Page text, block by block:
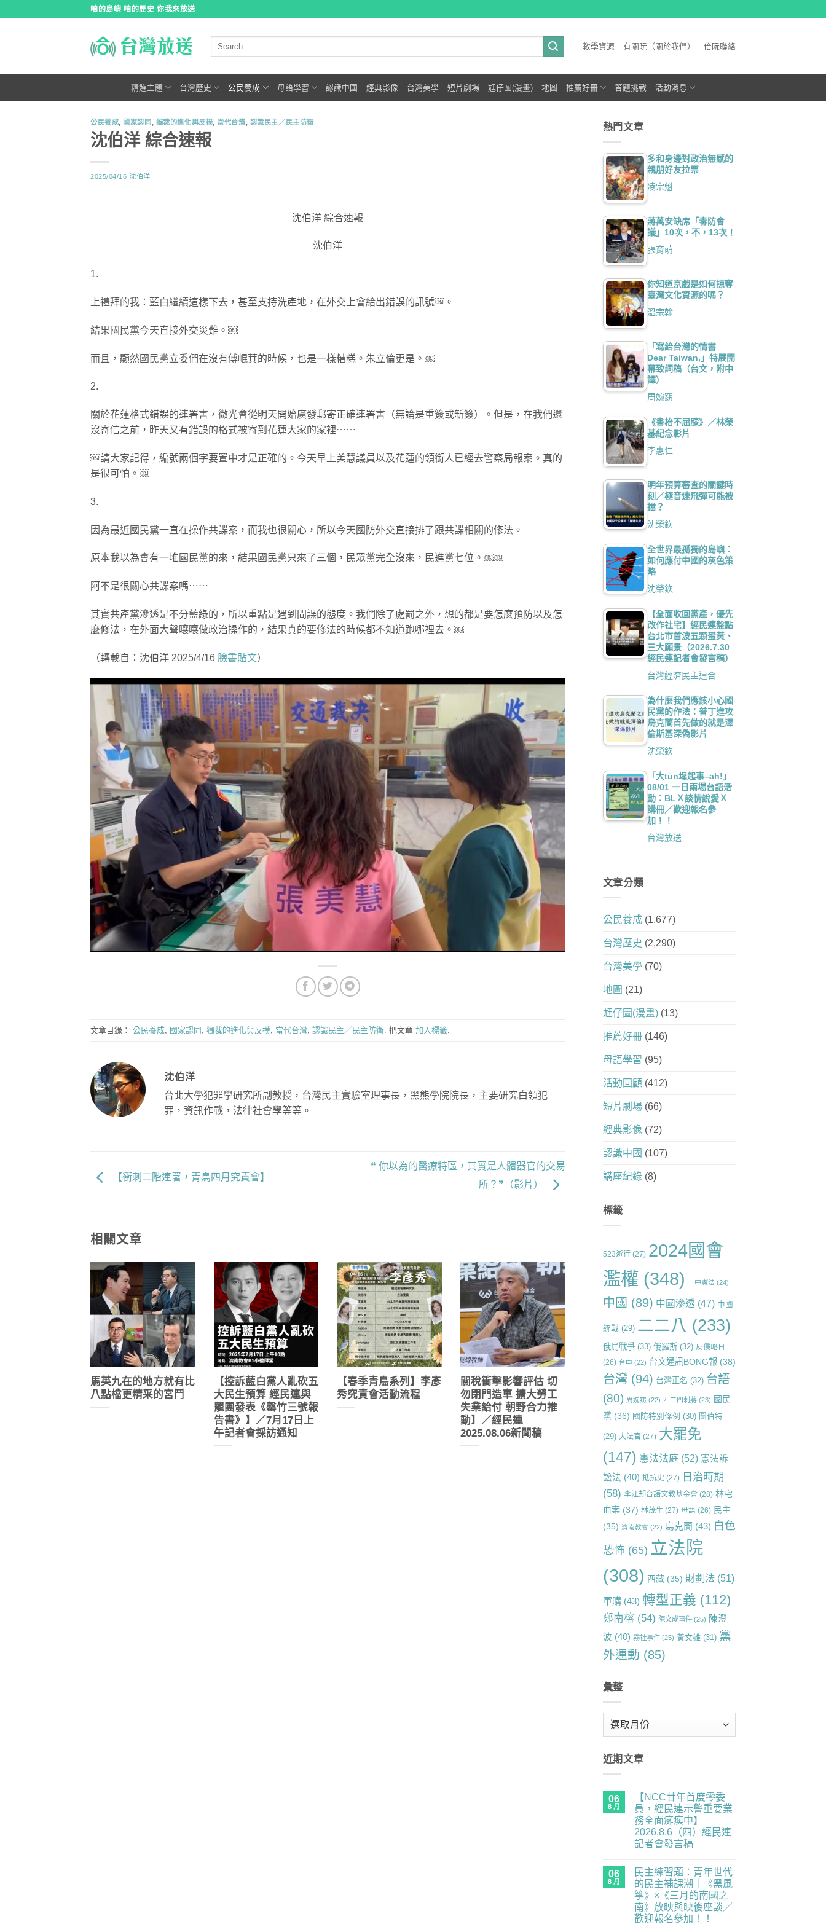
咱的島嶼 咱的歷史 你我來放送
教學資源 有關阮（關於我們） 佮阮聯絡
精選主題 台灣歷史 公民養成 母語學習 認識中國 經典影像 台灣美學 短片劇場 尪仔圖(漫畫) 地圖 推薦好冊 答題挑戰 活動消息
公民養成, 國家認同, 獨裁的進化與反撲, 當代台灣, 認識民主／民主防衛
沈伯洋 綜合速報
2025/04/16 沈伯洋
沈伯洋 綜合速報
沈伯洋
1.
上禮拜的我：藍白繼續這樣下去，甚至支持洗產地，在外交上會給出錯誤的訊號￼。
結果國民黨今天直接外交災難。￼
而且，顯然國民黨立委們在沒有傅崐萁的時候，也是一樣糟糕。朱立倫更是。￼
2.
關於花蓮格式錯誤的連署書，微光會從明天開始廣發郵寄正確連署書（無論是重簽或新簽）。但是，在我們還
沒寄信之前，昨天又有錯誤的格式被寄到花蓮大家的家裡⋯⋯
￼請大家記得，編號兩個字要置中才是正確的。今天早上美慧議員以及花蓮的領銜人已經去警察局報案。真的
是很可怕。￼
3.
因為最近國民黨一直在操作共諜案，而我也很關心，所以今天國防外交直接排了跟共諜相關的修法。
原本我以為會有一堆國民黨的來，結果國民黨只來了三個，民眾黨完全沒來，民進黨七位。￼￼
阿不是很關心共諜案嗎⋯⋯
其實共產黨滲透是不分藍綠的，所以重點是遇到間諜的態度。我們除了處罰之外，想的都是要怎麼預防以及怎
麼修法，在外面大聲嚷嚷做政治操作的，結果真的要修法的時候都不知道跑哪裡去。￼
（轉載自：沈伯洋 2025/4/16 臉書貼文）
文章目錄： 公民養成 國家認同 獨裁的進化與反撲 當代台灣 認識民主／民主防衛 . 把文章 加入標籤
沈伯洋
台北大學犯罪學研究所副教授，台灣民主實驗室理事長，黑熊學院院長，主要研究白領犯
罪，資訊作戰，法律社會學等等。
【衝刺二階連署，青鳥四月究責會】
❝ 你以為的醫療特區，其實是人體器官的交易
所？❞（影片）
相關文章
馬英九在的地方就有比
八點檔更精采的宮鬥
【控訴藍白黨人亂砍五
大民生預算 經民連與
罷團發表《罄竹三號報
告書》】／7月17日上
午記者會採訪通知
【春季青鳥系列】李彥
秀究責會活動流程
關稅衝擊影響評估 切
勿閉門造車 擴大勞工
失業給付 朝野合力推
動】／經民連
2025.08.06新聞稿
熱門文章
多和身邊對政治無感的
親朋好友拉票
凌宗魁
蔣萬安缺席「毒防會
議」10次，不，13次！
張育萌
你知道京戲是如何掠奪
臺灣文化資源的嗎？
溫宗翰
「寫給台灣的情書
Dear Taiwan,」特展開
幕致詞稿（台文，附中
譯）
周婉窈
《書枱不屈膝》／林榮
基紀念影片
李惠仁
明年預算審查的關鍵時
刻／極音速飛彈可能被
擋？
沈榮欽
全世界最孤獨的島嶼：
如何應付中國的灰色策
略
沈榮欽
【全面收回黨產，優先
改作社宅】經民連盤點
台北市首波五顆蛋黃、
三大願景（2026.7.30
經民連記者會發言稿）
台灣經濟民主連合
為什麼我們應該小心國
民黨的作法：普丁進攻
烏克蘭首先做的就是澤
倫斯基深偽影片
沈榮欽
「大tūn埕起事–ah!」
08/01 一日兩場台語活
動：BLＸ談情說愛Ｘ
講冊／歡迎報名參
加！！
台灣放送
文章分類
公民養成(1,677)
台灣歷史 (2,290)
台灣美學(70)
地圖 (21)
尪仔圖(漫畫)(13)
推薦好冊(146)
母語學習 (95)
活動回顧 (412)
短片劇場(66)
經典影像 (72)
認識中國 (107)
講座紀錄(8)
標籤
523遊行(27) 2024國會
濫權 (348) 一中憲法(24)
中國 (89) 中國滲透 (47) 中國
統戰 (29) 二二八 (233)
俄烏戰爭(33) 俄羅斯(32) 反侵略日
(26) 台中 (22) 台文通訊BONG報(38)
台灣(94) 台灣正名 (32) 台語
(80) 周婉窈 (22) 四二四刺蔣(23) 國民
黨 (36) 國防特別條例 (30) 圖伯特
(29) 大法官(27) 大罷免
(147) 憲法法庭(52) 憲法訴
訟法 (40) 抵抗史 (27) 日治時期
(58) 李江却台語文教基金會(28) 林宅
血案(37) 林茂生 (27) 母語(26) 民主
(35) 濟南教會 (22) 烏克蘭(43) 白色
恐怖 (65) 立法院
(308) 西藏(35) 財劃法(51)
軍購(43) 轉型正義 (112)
鄭南榕 (54) 陳文成事件(25) 陳澄
波 (40) 霧社事件(25) 黃文雄(31) 黨
外運動 (85)
彙整
近期文章
06
8 月
【NCC廿年首度零委
員，經民連示警重要業
務全面癱瘓中】
2026.8.6（四）經民連
記者會發言稿
廿
年
首
度
零
委
員，
留
言
06
8 月
民主練習題：青年世代
的民主補課潮｜《黑風
箏》×《三月的南國之
南》放映與映後座談／
歡迎報名參加！！